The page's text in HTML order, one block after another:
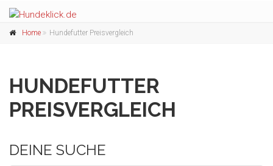
Home Hundefutter Preisvergleich
HUNDEFUTTER
PREISVERGLEICH
DEINE SUCHE